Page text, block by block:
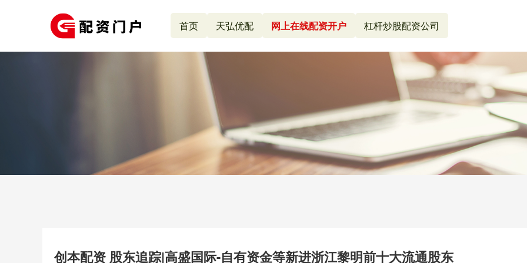
首页 天弘优配 网上在线配资开户 杠杆炒股配资公司
创本配资 股东追踪|高盛国际-自有资金等新进浙江黎明前十大流通股东